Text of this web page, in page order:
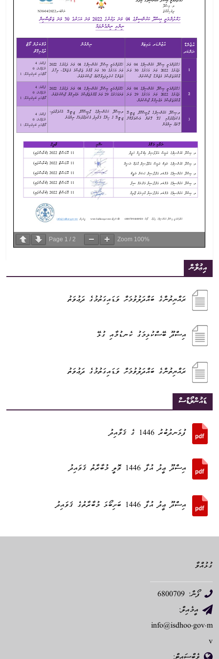
Page 1 / 2 Zoom 100%
އިޢުލާން
ރައްޔިތުންގެ ބައްދަލުވުމަށް ވަޑައިގަތުމުގެ ދަޢުވަތު
އިސްދޫ ބޭސްކުޅިމަގު ކެނޑުމާއި ގުޅޭ
ރައްޔިތުންގެ ބައްދަލުވުމަށް ވަޑައިގަތުމުގެ ދަޢުވަތު
ޑައުންލޯޑްސް
ފުޅަނދުބުރު 1446 ގެ ޤަވާއިދު
އިސްދޫ ޢީދު އުފާ 1446 ވޮލީ މުބާރާތު ޤަވައިދު
އިސްދޫ ޢީދު އުފާ 1446 ބަށިބޯޅަ މުބާރާތުގެ ޤަވައިދު
ގުޅުއްވާ
ފޯން: 6800709
އީމެއިލް:
info@isdhoo.gov.m
v